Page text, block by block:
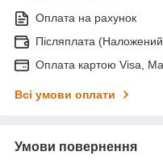
Оплата на рахунок
Післяплата
Оплата картою Visa,
Всі умови оплати
Умови повернення